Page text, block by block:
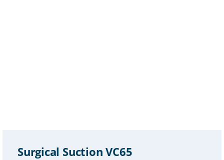
Surgical Suction VC65